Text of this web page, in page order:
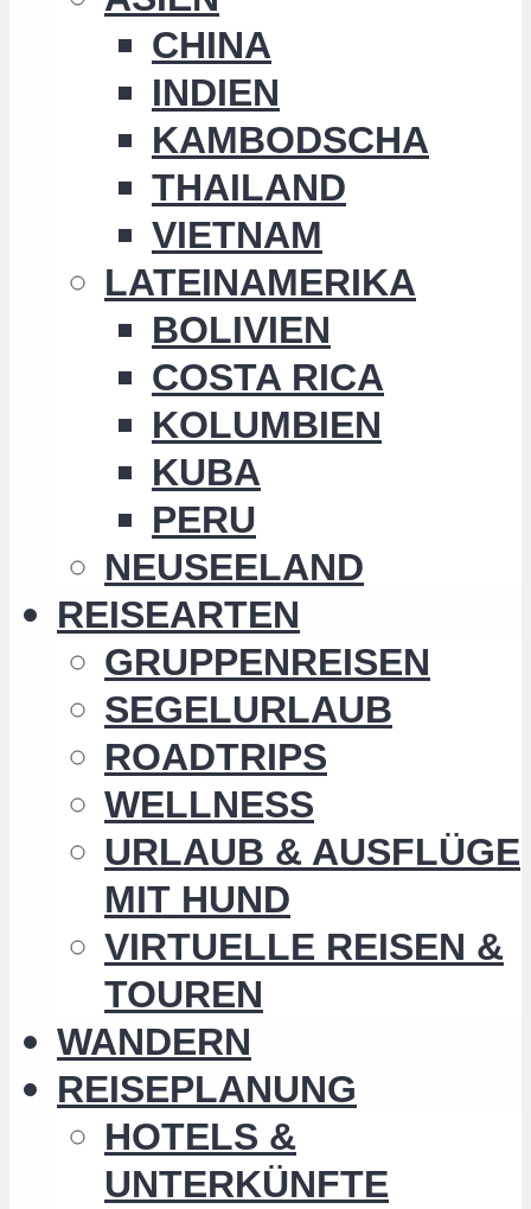
CHINA
INDIEN
KAMBODSCHA
THAILAND
VIETNAM
LATEINAMERIKA
BOLIVIEN
COSTA RICA
KOLUMBIEN
KUBA
PERU
NEUSEELAND
REISEARTEN
GRUPPENREISEN
SEGELURLAUB
ROADTRIPS
WELLNESS
URLAUB & AUSFLÜGE
MIT HUND
VIRTUELLE REISEN &
TOUREN
WANDERN
REISEPLANUNG
HOTELS &
UNTERKÜNFTE